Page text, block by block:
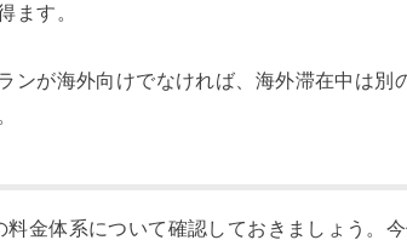
ます。
ンが海外向けでなければ、海外滞在中は別
料金体系について確認しておきましょう。